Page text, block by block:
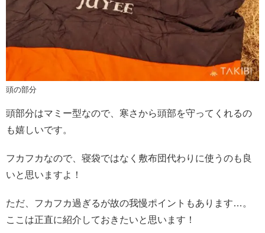
頭の部分
頭部分はマミー型なので、寒さから頭部を守ってくれるの
も嬉しいです。
フカフカなので、寝袋ではなく敷布団代わりに使うのも良
いと思いますよ！
ただ、フカフカ過ぎるが故の我慢ポイントもあります…。
ここは正直に紹介しておきたいと思います！